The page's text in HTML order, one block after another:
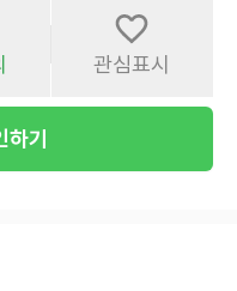
관심표시
기